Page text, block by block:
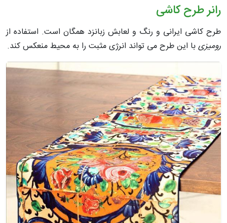
رانر طرح کاشی
طرح کاشی ایرانی و رنگ و لعابش زبانزد همگان است. استفاده از
رومیزیبا این طرح می تواند انرژی مثبت را به محیط منعکس کند.